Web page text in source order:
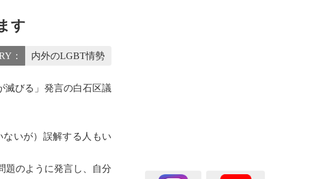
す
： 内外のLGBT情勢
滅びる」発言の白石区議
いが）誤解する人もい
題のように発言し、自分